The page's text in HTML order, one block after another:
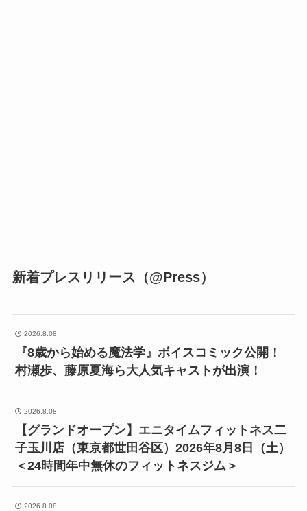
新着プレスリリース（@Press）
2026.8.08
『8歳から始める魔法学』ボイスコミック公開！
村瀬歩、藤原夏海ら大人気キャストが出演！
2026.8.08
【グランドオープン】エニタイムフィットネス二
子玉川店（東京都世田谷区）2026年8月8日（土）
＜24時間年中無休のフィットネスジム＞
2026.8.08